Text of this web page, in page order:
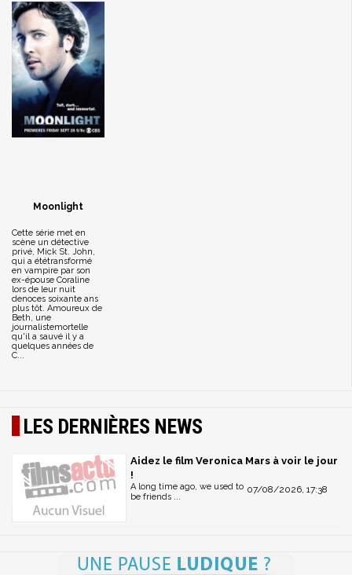
Moonlight
Cette série met en
scène un détective
privé, Mick St. John,
qui a ététransformé
en vampire par son
ex-épouse Coraline
lors de leur nuit
denoces soixante ans
plus tôt. Amoureux de
Beth, une
journalistemortelle
qu'il a sauvé il y a
quelques années de
C...
LES DERNIÈRES NEWS
Aidez le film Veronica Mars à voir le jour
!
07/08/2026, 17:38
A long time ago, we used to
be friends ...